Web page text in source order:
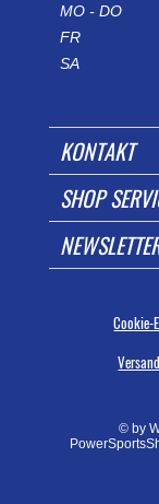
MO - DO
FR
SA
KONTAKT
SHOP
Cookie-
© by